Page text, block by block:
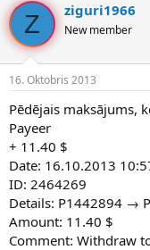
Z ziguri1966
New member
16. Oktobris 2013
Pēdējais maksājums,
Payeer
+ 11.40 $
Date: 16.10.2013
ID: 2464269
Details: P1442894 →
Amount: 11.40 $
Comment: Withdraw